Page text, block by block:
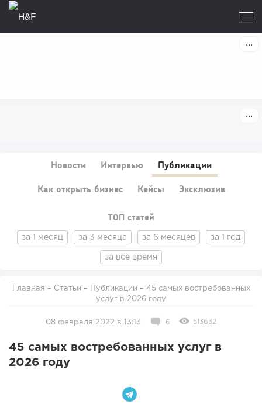
Новости Интервью Публикации
Как открыть бизнес Кейсы Эксклюзив
ТОП статей
за 1 месяц за 3 месяца за 6 месяцев за 1 год
за все время
Главная – Статьи – Публикации
услуг в 2026 году
08 февраля 2022 в 13:13 6 513632
45 самых востребованных услуг в
2026 году